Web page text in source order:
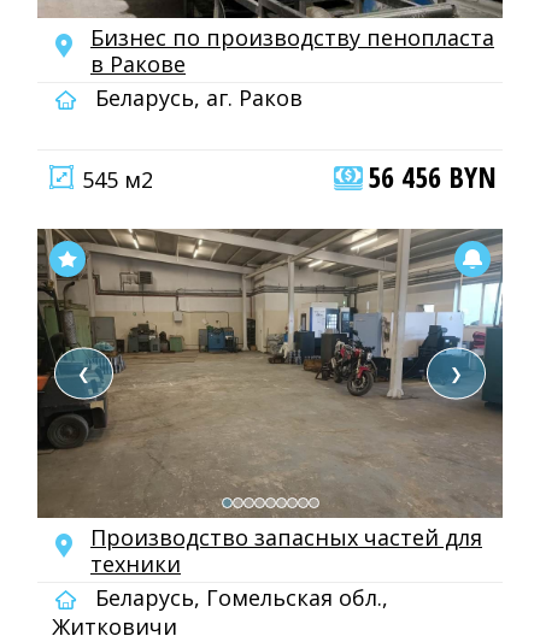
Бизнес по производству пенопласта
в Ракове
Беларусь, аг. Раков
545 м2 56 456 BYN
❮ ❯
Производство запасных частей для
техники
Беларусь, Гомельская обл.,
Житковичи